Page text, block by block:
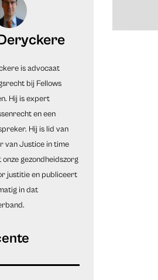
is advocaat
bij Fellows
Hij is expert
en een
Hij is lid van
van Justice in time
onze gezondheidszorg
justitie en publiceert
in dat